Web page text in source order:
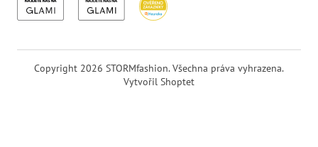
Vytvořil Shoptet
Copyright 2026 STORMfashion. Všechna práva vyhrazena.